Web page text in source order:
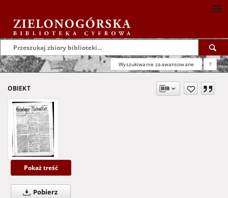
Wyszukiwanie zaawansowane ?
OBIEKT
Pokaż treść
Pobierz